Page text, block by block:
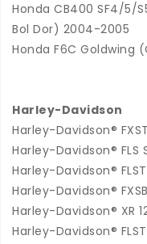
Honda CB400 SF4/5/
Bol Dor) 2004-2005
Honda F6C Goldwing
Harley-Davidson
Harley-Davidson®
Harley-Davidson® FLS
Harley-Davidson®
Harley-Davidson®
Harley-Davidson® XR
Harley-Davidson®